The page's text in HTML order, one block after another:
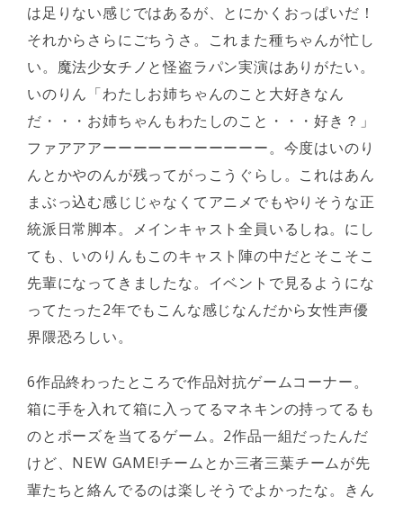
は足りない感じではあるが、とにかくおっぱいだ！
それからさらにごちうさ。これまた種ちゃんが忙し
い。魔法少女チノと怪盗ラパン実演はありがたい。
いのりん「わたしお姉ちゃんのこと大好きなん
だ・・・お姉ちゃんもわたしのこと・・・好き？」
ファアアアーーーーーーーーーーー。今度はいのり
んとかやのんが残ってがっこうぐらし。これはあん
まぶっ込む感じじゃなくてアニメでもやりそうな正
統派日常脚本。メインキャスト全員いるしね。にし
ても、いのりんもこのキャスト陣の中だとそこそこ
先輩になってきましたな。イベントで見るようにな
ってたった2年でもこんな感じなんだから女性声優
界隈恐ろしい。
6作品終わったところで作品対抗ゲームコーナー。
箱に手を入れて箱に入ってるマネキンの持ってるも
のとポーズを当てるゲーム。2作品一組だったんだ
けど、NEW GAME!チームとか三者三葉チームが先
輩たちと絡んでるのは楽しそうでよかったな。きん